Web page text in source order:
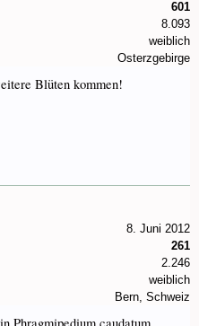
601
8.093
weiblich
Osterzgebirge
Blüten kommen!
8. Juni 2012
261
2.246
weiblich
Bern, Schweiz